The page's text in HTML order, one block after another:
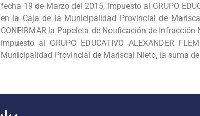
fecha 19 de Marzo del 2015, impuesto al GRUPO
en la Caja de la Municipalidad Provincial de
CONFIRMAR la Papeleta de Notificación de
impuesto al GRUPO EDUCATIVO ALEXANDER
Municipalidad Provincial de Mariscal Nieto, la suma